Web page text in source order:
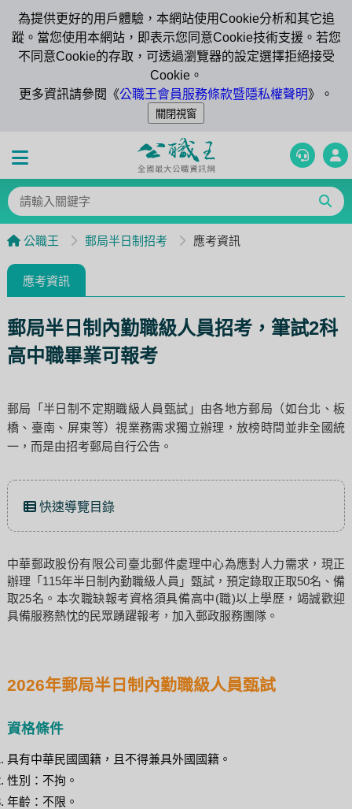
為提供更好的用戶體驗，本網站使用Cookie分析和其它追
蹤。當您使用本網站，即表示您同意Cookie技術支援。若您
不同意Cookie的存取，可透過瀏覽器的設定選擇拒絕接受
Cookie。
更多資訊請參閱《公職王會員服務條款暨隱私權聲明》。
公職王 郵局半日制招考 應考資訊
應考資訊
郵局半日制內勤職級人員招考，筆試2科
高中職畢業可報考
郵局「半日制不定期職級人員甄試」由各地方郵局（如台北、板
橋、臺南、屏東等）視業務需求獨立辦理，放榜時間並非全國統
一，而是由招考郵局自行公告。
快速導覽目錄
中華郵政股份有限公司臺北郵件處理中心為應對人力需求，現正
辦理「115年半日制內勤職級人員」甄試，預定錄取正取50名、備
取25名。本次職缺報考資格須具備高中(職)以上學歷，竭誠歡迎
具備服務熱忱的民眾踴躍報考，加入郵政服務團隊。
2026年郵局半日制內勤職級人員甄試
資格條件
具有中華民國國籍，且不得兼具外國國籍。
性別：不拘。
年齡：不限。